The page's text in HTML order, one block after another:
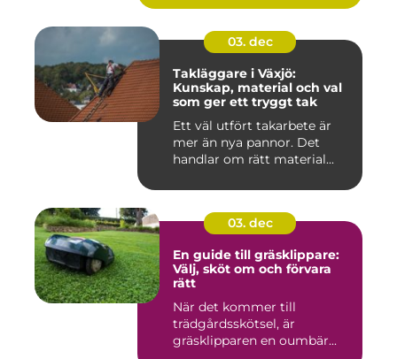
03. dec
Takläggare i Växjö:
Kunskap, material och val
som ger ett tryggt tak
Ett väl utfört takarbete är
mer än nya pannor. Det
handlar om rätt material...
03. dec
En guide till gräsklippare:
Välj, sköt om och förvara
rätt
När det kommer till
trädgårdsskötsel, är
gräsklipparen en oumbär...